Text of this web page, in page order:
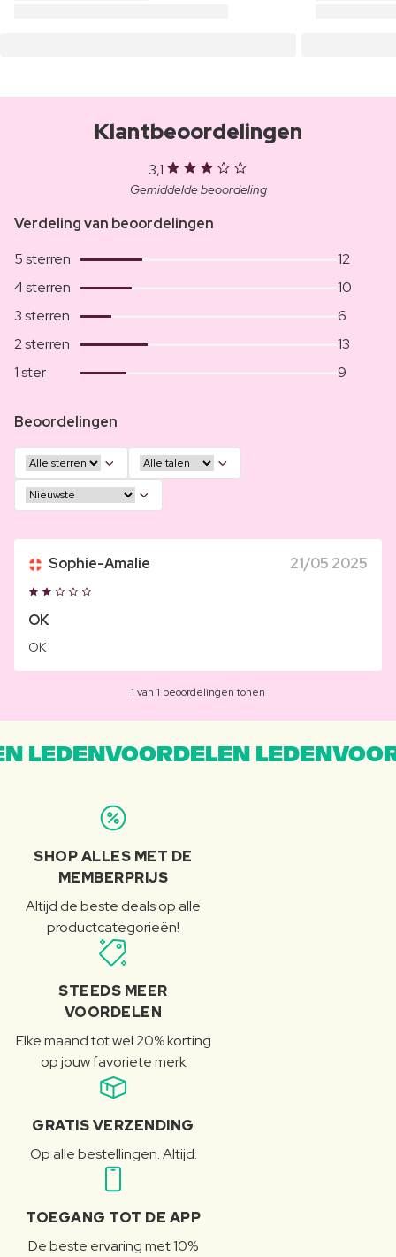
Klantbeoordelingen
3,1
Gemiddelde beoordeling
Verdeling van beoordelingen
5 sterren
12
4 sterren
10
3 sterren
6
2 sterren
13
1 ster
9
Beoordelingen
Sophie-Amalie 21/05 2025
OK
OK
1 van 1 beoordelingen tonen
LEDENVOORDELEN
SHOP ALLES MET DE
MEMBERPRIJS
Altijd de beste deals op alle
productcategorieën!
STEEDS MEER
VOORDELEN
Elke maand tot wel 20% korting
op jouw favoriete merk
GRATIS VERZENDING
Op alle bestellingen. Altijd.
TOEGANG TOT DE APP
De beste ervaring met 10%